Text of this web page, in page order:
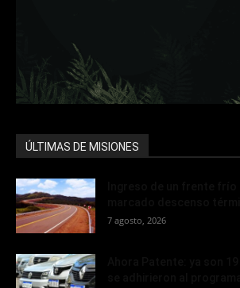
ÚLTIMAS DE MISIONES
7 agosto, 2026